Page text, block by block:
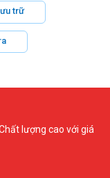
trữ
lượng cao với giá